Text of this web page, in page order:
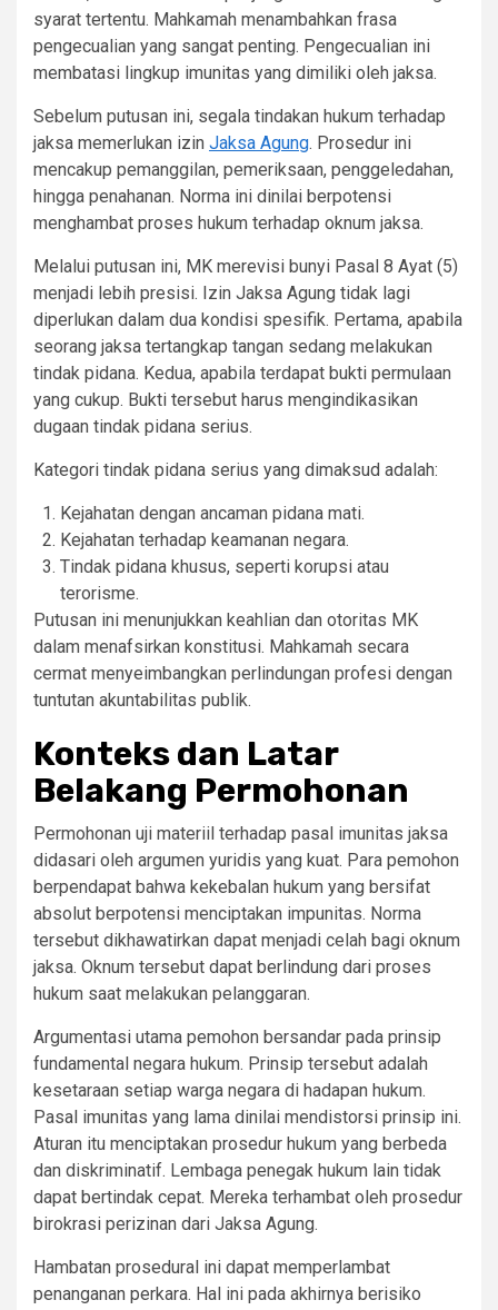
syarat tertentu. Mahkamah menambahkan frasa
pengecualian yang sangat penting. Pengecualian ini
membatasi lingkup imunitas yang dimiliki oleh jaksa.
Sebelum putusan ini, segala tindakan hukum terhadap
jaksa memerlukan izin Jaksa Agung. Prosedur ini
mencakup pemanggilan, pemeriksaan, penggeledahan,
hingga penahanan. Norma ini dinilai berpotensi
menghambat proses hukum terhadap oknum jaksa.
Melalui putusan ini, MK merevisi bunyi Pasal 8 Ayat (5)
menjadi lebih presisi. Izin Jaksa Agung tidak lagi
diperlukan dalam dua kondisi spesifik. Pertama, apabila
seorang jaksa tertangkap tangan sedang melakukan
tindak pidana. Kedua, apabila terdapat bukti permulaan
yang cukup. Bukti tersebut harus mengindikasikan
dugaan tindak pidana serius.
Kategori tindak pidana serius yang dimaksud adalah:
Kejahatan dengan ancaman pidana mati.
Kejahatan terhadap keamanan negara.
Tindak pidana khusus, seperti korupsi atau
terorisme.
Putusan ini menunjukkan keahlian dan otoritas MK
dalam menafsirkan konstitusi. Mahkamah secara
cermat menyeimbangkan perlindungan profesi dengan
tuntutan akuntabilitas publik.
Konteks dan Latar
Belakang Permohonan
Permohonan uji materiil terhadap pasal imunitas jaksa
didasari oleh argumen yuridis yang kuat. Para pemohon
berpendapat bahwa kekebalan hukum yang bersifat
absolut berpotensi menciptakan impunitas. Norma
tersebut dikhawatirkan dapat menjadi celah bagi oknum
jaksa. Oknum tersebut dapat berlindung dari proses
hukum saat melakukan pelanggaran.
Argumentasi utama pemohon bersandar pada prinsip
fundamental negara hukum. Prinsip tersebut adalah
kesetaraan setiap warga negara di hadapan hukum.
Pasal imunitas yang lama dinilai mendistorsi prinsip ini.
Aturan itu menciptakan prosedur hukum yang berbeda
dan diskriminatif. Lembaga penegak hukum lain tidak
dapat bertindak cepat. Mereka terhambat oleh prosedur
birokrasi perizinan dari Jaksa Agung.
Hambatan prosedural ini dapat memperlambat
penanganan perkara. Hal ini pada akhirnya berisiko